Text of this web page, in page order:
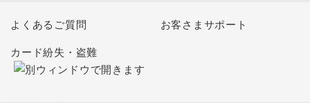
よくあるご質問 お客さまサポート
カード紛失・盗難